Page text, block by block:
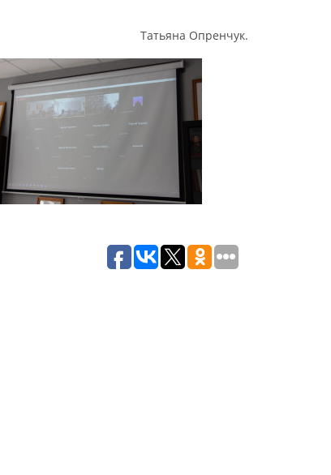
Татьяна Опренчук.